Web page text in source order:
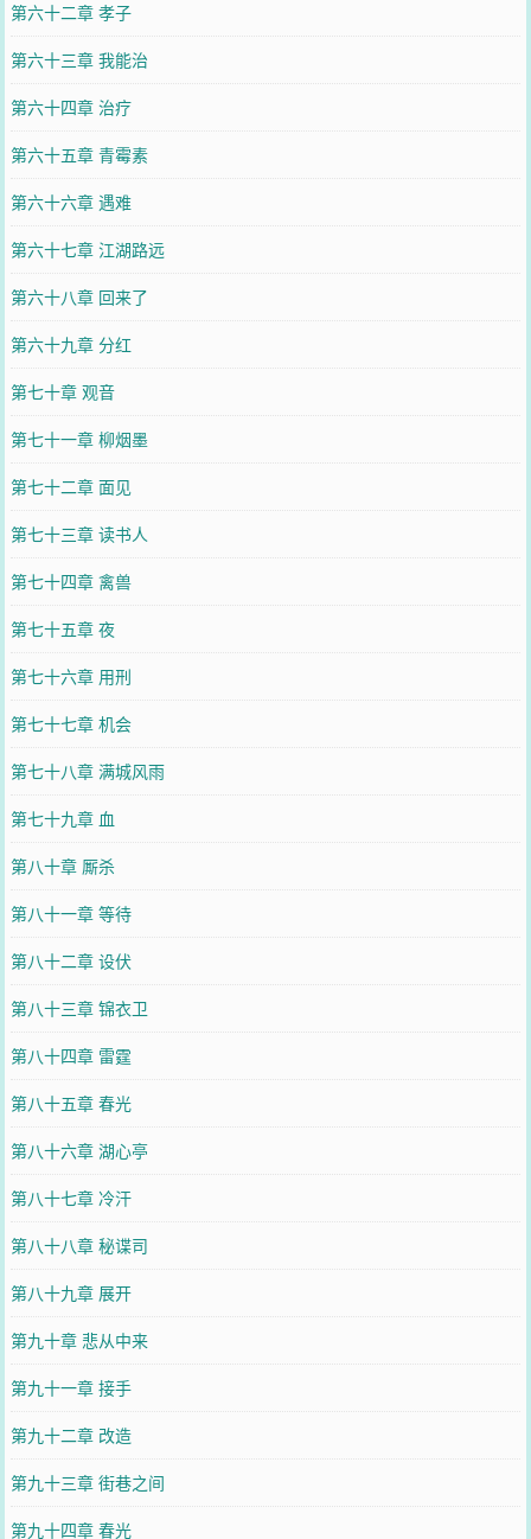
第六十二章 孝子
第六十三章 我能治
第六十四章 治疗
第六十五章 青霉素
第六十六章 遇难
第六十七章 江湖路远
第六十八章 回来了
第六十九章 分红
第七十章 观音
第七十一章 柳烟墨
第七十二章 面见
第七十三章 读书人
第七十四章 禽兽
第七十五章 夜
第七十六章 用刑
第七十七章 机会
第七十八章 满城风雨
第七十九章 血
第八十章 厮杀
第八十一章 等待
第八十二章 设伏
第八十三章 锦衣卫
第八十四章 雷霆
第八十五章 春光
第八十六章 湖心亭
第八十七章 冷汗
第八十八章 秘谍司
第八十九章 展开
第九十章 悲从中来
第九十一章 接手
第九十二章 改造
第九十三章 街巷之间
第九十四章 春光